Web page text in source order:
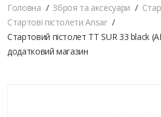
Головна Зброя та аксесуари
Стартові пістолети Ansar
Стартовий пістолет ТТ SUR 33 black
додатковий магазин